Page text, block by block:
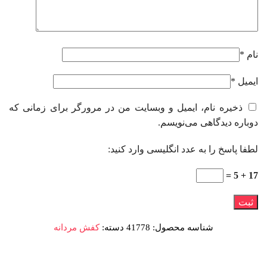
نام *
ایمیل *
ذخیره نام، ایمیل و وبسایت من در مرورگر برای زمانی که
دوباره دیدگاهی می‌نویسم.
لطفا پاسخ را به عدد انگلیسی وارد کنید:
17 + 5 =
شناسه محصول: 41778 دسته:کفش مردانه